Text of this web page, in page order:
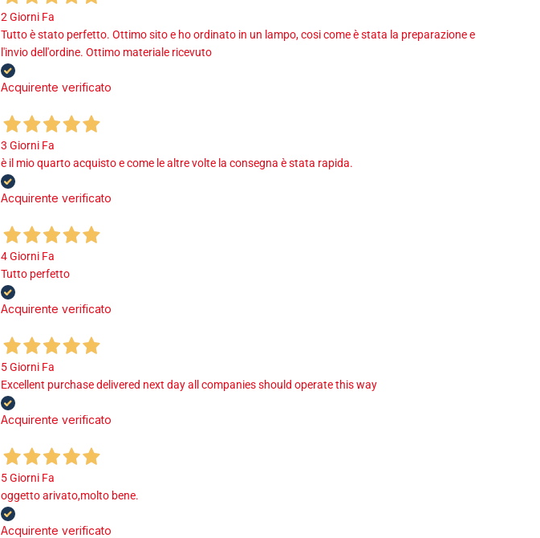
2 Giorni Fa
Tutto è stato perfetto. Ottimo sito e ho ordinato in un lampo, cosi come è stata la preparazione e
l'invio dell'ordine. Ottimo materiale ricevuto
Acquirente verificato
3 Giorni Fa
è il mio quarto acquisto e come le altre volte la consegna è stata rapida.
Acquirente verificato
4 Giorni Fa
Tutto perfetto
Acquirente verificato
5 Giorni Fa
Excellent purchase delivered next day all companies should operate this way
Acquirente verificato
5 Giorni Fa
oggetto arivato,molto bene.
Acquirente verificato